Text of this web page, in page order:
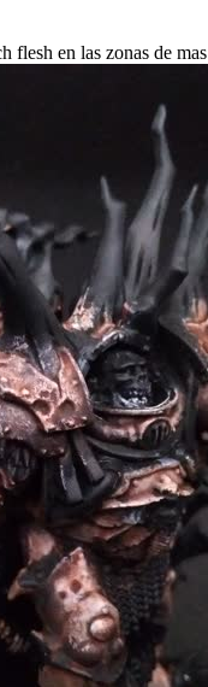
flesh en las zonas de